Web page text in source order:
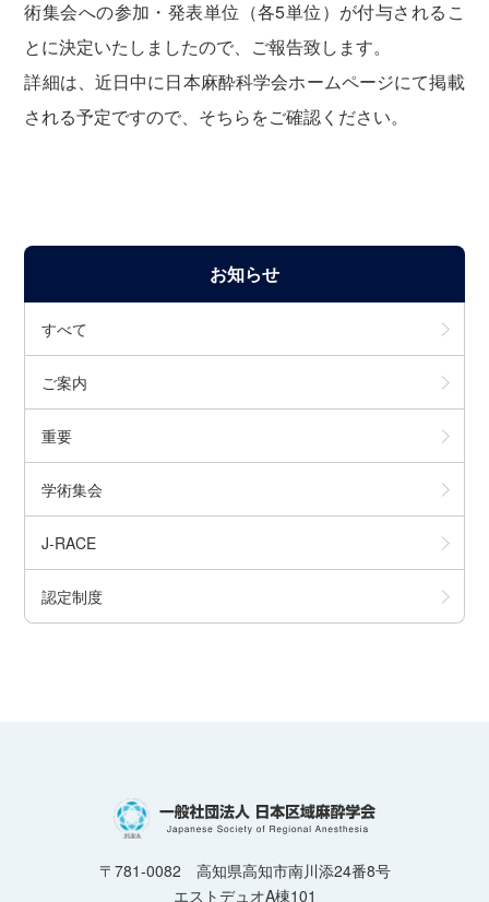
お知らせ
すべて
ご案内
重要
学術集会
J-RACE
認定制度
術集会への参加・発表単位（各5単位）が付与されるこ
とに決定いたしましたので、ご報告致します。
詳細は、近日中に日本麻酔科学会ホームページにて掲載
される予定ですので、そちらをご確認ください。
〒781-0082 高知県高知市南川添24番8号
エストデュオA棟101